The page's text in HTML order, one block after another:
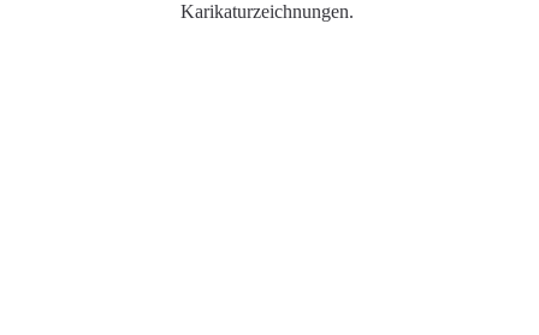
Karikaturzeichnungen.